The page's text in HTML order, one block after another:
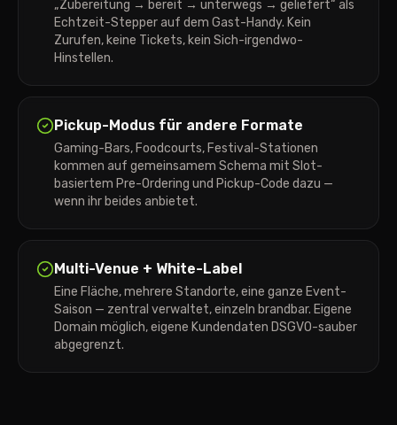
„Zubereitung → bereit → unterwegs → geliefert“ als
Echtzeit-Stepper auf dem Gast-Handy. Kein
Zurufen, keine Tickets, kein Sich-irgendwo-
Hinstellen.
Pickup-Modus für andere Formate
Gaming-Bars, Foodcourts, Festival-Stationen
kommen auf gemeinsamem Schema mit Slot-
basiertem Pre-Ordering und Pickup-Code dazu —
wenn ihr beides anbietet.
Multi-Venue + White-Label
Eine Fläche, mehrere Standorte, eine ganze Event-
Saison — zentral verwaltet, einzeln brandbar. Eigene
Domain möglich, eigene Kundendaten DSGVO-sauber
abgegrenzt.